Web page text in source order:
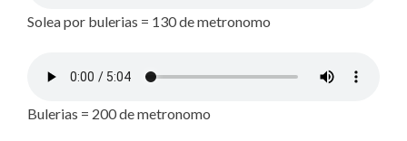
Solea por bulerias = 130 de metronomo
Bulerias = 200 de metronomo